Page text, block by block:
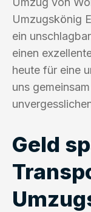
Umzugskönig
ein
einen
heute für eine
uns
Geld